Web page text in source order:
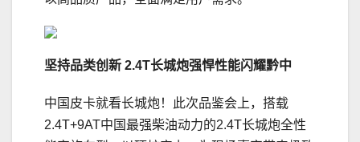
坚持品类创新 2.4T长城炮强悍性能闪耀黔中
中国皮卡就看长城炮！此次品鉴会上，搭载
2.4T+9AT中国最强柴油动力的2.4T长城炮全性